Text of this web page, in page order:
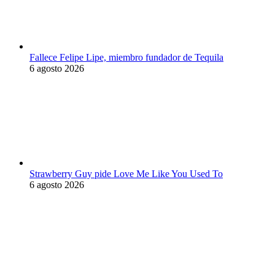
Fallece Felipe Lipe, miembro fundador de Tequila
6 agosto 2026
Strawberry Guy pide Love Me Like You Used To
6 agosto 2026